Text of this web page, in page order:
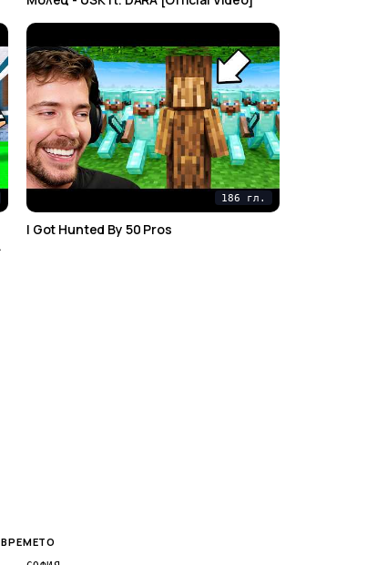
186 гл.
I Got Hunted By 50 Pros
ВРЕМЕТО